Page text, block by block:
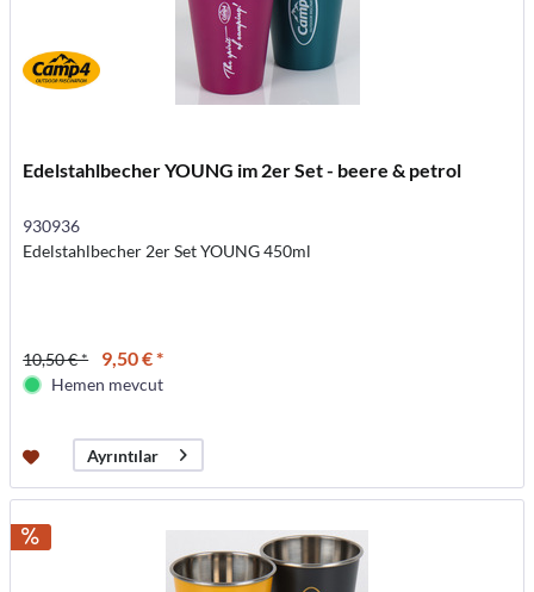
Edelstahlbecher YOUNG im 2er Set - beere & petrol
930936
Edelstahlbecher 2er Set YOUNG 450ml
10,50 € * 9,50 € *
Hemen mevcut
Ayrıntılar